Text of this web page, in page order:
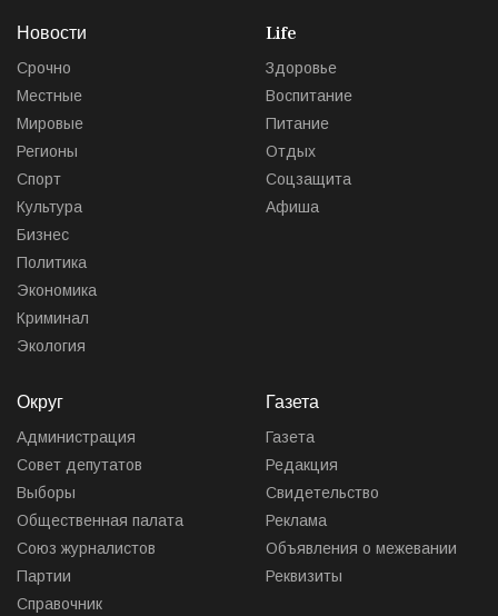
Новости
Срочно
Местные
Мировые
Регионы
Спорт
Культура
Бизнес
Политика
Экономика
Криминал
Экология
Life
Здоровье
Воспитание
Питание
Отдых
Соцзащита
Афиша
Округ
Администрация
Совет депутатов
Выборы
Общественная палата
Союз журналистов
Партии
Справочник
Газета
Газета
Редакция
Свидетельство
Реклама
Объявления о межевании
Реквизиты